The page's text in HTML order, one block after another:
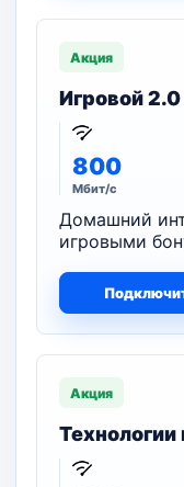
Акция
Игровой 2.0
800
Мбит/с
Домашний
игровыми
Акция